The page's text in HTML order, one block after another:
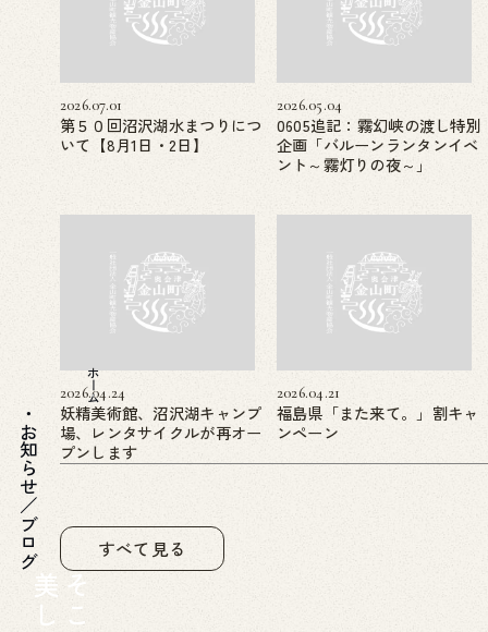
2026.07.01
第５０回沼沢湖水まつりにつ
いて【8月1日・2日】
2026.05.04
0605追記：霧幻峡の渡し特別
企画「バルーンランタンイベ
ント～霧灯りの夜～」
2026.04.24
妖精美術館、沼沢湖キャンプ
場、レンタサイクルが再オー
プンします
2026.04.21
福島県「また来て。」割キャ
ンペーン
すべて見る
ホーム
お知らせ／ブログ
そ
こ
美
し